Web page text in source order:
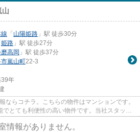
山
「山陽姫路 」駅 徒歩30分
姫路 」駅 徒歩27分
高岡 」駅 徒歩37分
嵐山町22-3
39年
ならコチラ。こちらの物件はマンションです。
とても利便性の高い物件です。当社スタッフ
情報がありません。